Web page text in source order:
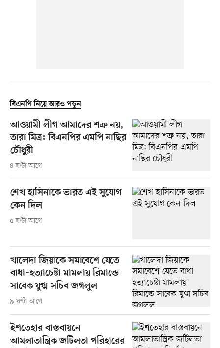
বিএনপি নিয়ে আরও পড়ুন
আওয়ামী লীগ আমাদের শত্রু নয়,
তারা মিত্র: বিএনপির এমপি নাছির
চৌধুরী
৪ ঘণ্টা আগে
শেখ হাসিনাকে ভারত এই সুযোগ
কেন দিল
৫ ঘণ্টা আগে
খালেদা জিয়াকে সমাবেশে যেতে
বাধা–হত্যাচেষ্টা মামলায় রিমান্ডে
সাবেক যুগ্ম সচিব জগলুল
৯ ঘণ্টা আগে
ইশতেহার বাস্তবায়নে
আমলাতান্ত্রিক জটিলতা পরিহারের